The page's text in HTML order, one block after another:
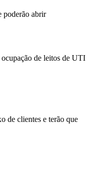
poderão abrir
de leitos de UTI
de clientes e terão que